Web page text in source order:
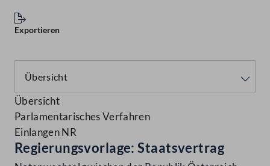
Exportieren
Übersicht
Parlamentarisches Verfahren
Einlangen NR
Regierungsvorlage: Staatsvertrag